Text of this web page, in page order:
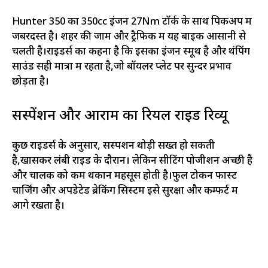
Hunter 350 का 350cc इंजन 27Nm टॉर्क के साथ पिकअप में
जबरदस्त है। शहर की जाम और ट्रैफिक में यह बाइक आसानी से
चलती है।राइडर्स का कहना है कि इसका इंजन स्मूथ है और थंपिंग
साउंड सही मात्रा में रहता है,जो बॉयलर प्लेट पर सुन्दर प्रभाव
छोड़ता है।
सस्पेंशन और आराम का रियल राइड रिव्यू
कुछ राइडर्स के अनुसार, सस्पेंशन थोड़ी सख्त हो सकती
है,खासकर लंबी राइड के दौरान। लेकिन सीटिंग पोजीशन अच्छी है
और चालक को कम थकान महसूस होती है।फुल टोकन फास्ट
चार्जिंग और अपडेटेड ब्रेकिंग सिस्टम इसे सुरक्षा और कम्फर्ट में
आगे रखता है।